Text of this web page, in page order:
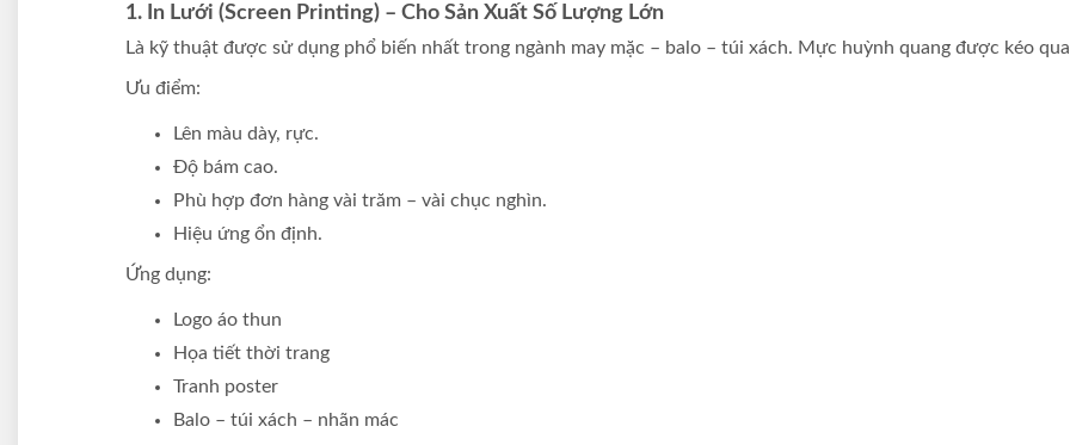
1. In Lưới (Screen Printing) – Cho Sản Xuất Số Lượng Lớn
Là kỹ thuật được sử dụng phổ biến nhất trong ngành may mặc – balo – túi xách. Mực huỳnh quang được kéo
Ưu điểm:
Lên màu dày, rực.
Độ bám cao.
Phù hợp đơn hàng vài trăm – vài chục nghìn.
Hiệu ứng ổn định.
Ứng dụng:
Logo áo thun
Họa tiết thời trang
Tranh poster
Balo – túi xách – nhãn mác